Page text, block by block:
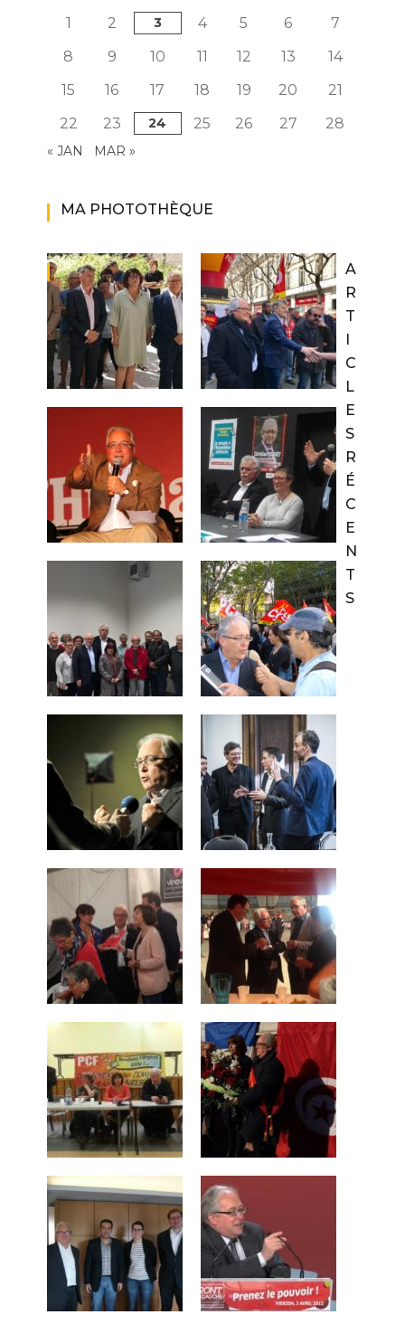
1
2 3 4 5 6
7
8
9 10 11 12 13
14
15
16 17 18 19 20
21
22
23 24 25 26 27 28
« JAN MAR »
MA PHOTOTHÈQUE
A
R
T
C
L
E
S
R
É
C
E
N
T
S